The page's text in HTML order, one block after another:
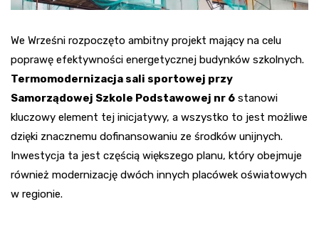
We Wrześni rozpoczęto ambitny projekt mający na celu
poprawę efektywności energetycznej budynków szkolnych.
Termomodernizacja sali sportowej przy
Samorządowej Szkole Podstawowej nr 6 stanowi
kluczowy element tej inicjatywy, a wszystko to jest możliwe
dzięki znacznemu dofinansowaniu ze środków unijnych.
Inwestycja ta jest częścią większego planu, który obejmuje
również modernizację dwóch innych placówek oświatowych
w regionie.